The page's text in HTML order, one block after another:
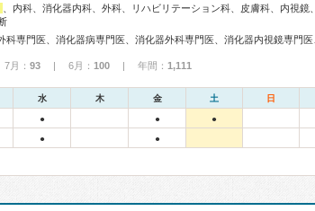
、内科、消化器内科、外科、リハビリテーション科、皮膚科、内視鏡、
月： 93 | 6月： 100 | 年間： 1,111
水 木 金 土 日
● ● ●
● ●